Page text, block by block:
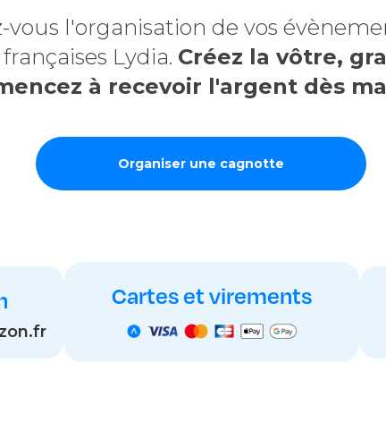
vous l'organisation de vos
Lydia. Créez la vôtre,
à recevoir l'argent dès
Organiser une cagnotte
Cartes et virements